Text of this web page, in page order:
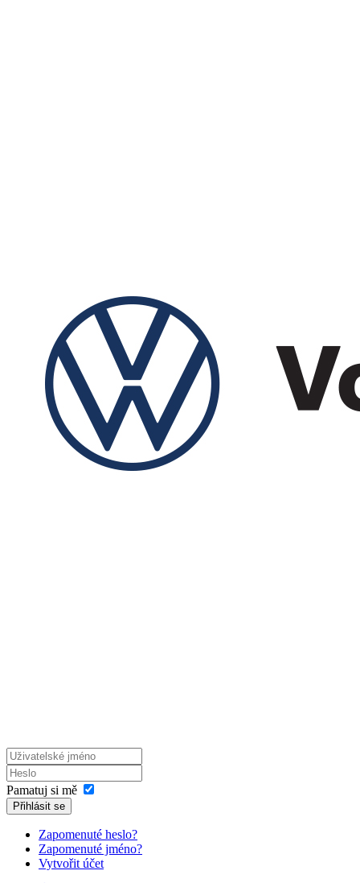
Pamatuj si mě
Přihlásit se
Zapomenuté heslo?
Zapomenuté jméno?
Vytvořit účet